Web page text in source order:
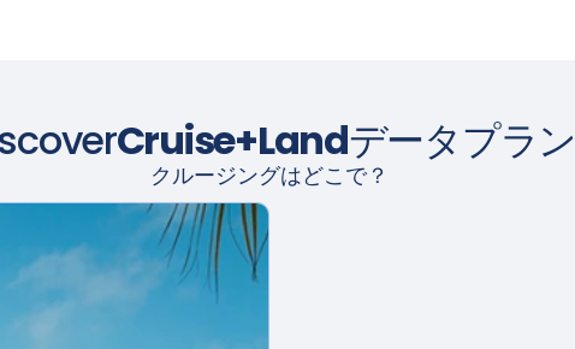
Cruise+Landデータプラン
クルージングはどこで？